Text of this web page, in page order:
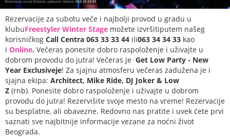
Rezervacije za subotu veče i najbolji provod u gradu u
klubuFreestyler Winter Stage možete izvršitiputem našeg
korisničkog Call Centra 063 33 33 44 ili063 34 34 33 kao
i Online. Večeras ponesite dobro raspoloženje i uživajte u
dobrom provodu do jutra! Večeras je Get Low Party - New
Year Exclusiveje! Za sjajnu atmosferu večeras zadužena je i
sjajna ekipa: Architect, Mike Ride, DJ Joker & Low
Z (rnb). Ponesite dobro raspoloženje i uživajte u dobrom
provodu do jutra! Rezervišite svoje mesto na vreme! Rezervacije
su besplatne, ali obavezne. Redovno nas pratite i uvek ćete prvi
saznati sve najbitnije informacije vezane za noćni život
Beograda.